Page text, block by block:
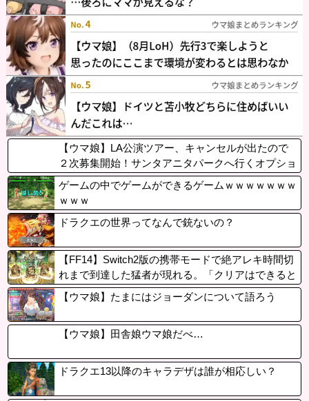
【ウマ娘】LA公演ツアー、キャンセルが出たので
２次募集開始！サンタアニタパークへ行くオプショ
ナルツアーも決定！
ゲームの中でゲームができるゲームｗｗｗｗｗｗｗ
ｗｗｗ
ドラクエの世界ってなんで銃ないの？
【FF14】Switch2版の携帯モードで絶アレキ時間切
れまで到達した猛者が現れる。「クリアはできると
思う、PTの皆さんへの断りは必要」
【ウマ娘】たまにはジョーダンについて語ろう
【ウマ娘】田舎娘ウマ娘だべ…
ドラクエ13以降のキャラデザは誰が相応しい？